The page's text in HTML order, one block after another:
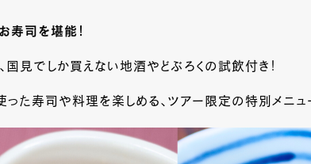
司を堪能！
国見でしか買えない地酒やどぶろくの試飲付き！
た寿司や料理を楽しめる、ツアー限定の特別メニュ